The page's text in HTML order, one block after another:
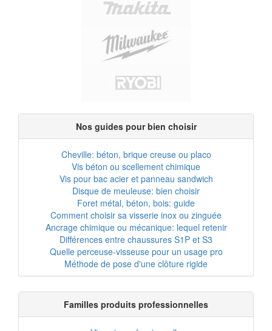
Nos guides pour bien choisir
Cheville: béton, brique creuse ou placo
Vis béton ou scellement chimique
Vis pour bac acier et panneau sandwich
Disque de meuleuse: bien choisir
Foret métal, béton, bois: guide
Comment choisir sa visserie inox ou zinguée
Ancrage chimique ou mécanique: lequel retenir
Différences entre chaussures S1P et S3
Quelle perceuse-visseuse pour un usage pro
Méthode de pose d'une clôture rigide
Familles produits professionnelles